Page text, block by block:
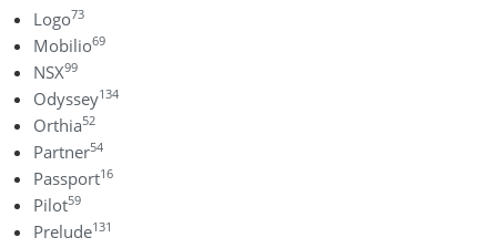
Logo73
Mobilio69
NSX99
Odyssey134
Orthia52
Partner54
Passport16
Pilot59
Prelude131